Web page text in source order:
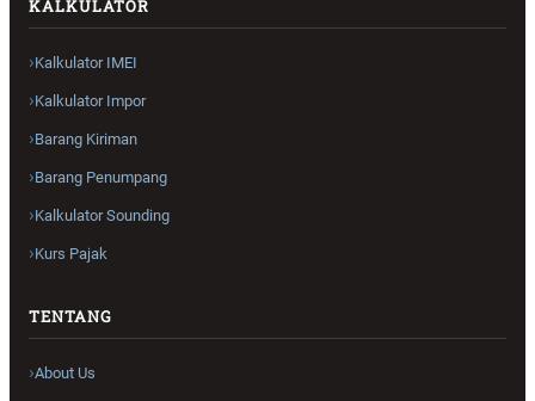
KALKULATOR
Kalkulator IMEI
Kalkulator Impor
Barang Kiriman
Barang Penumpang
Kalkulator Sounding
Kurs Pajak
TENTANG
About Us